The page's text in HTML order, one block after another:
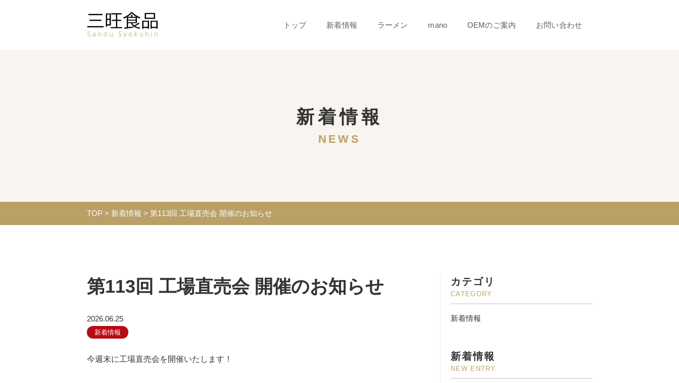
トップ 新着情報 ラーメン mano OEMのご案内 お問い合わせ
新着情報
NEWS
TOP > 新着情報 > 第113回 工場直売会 開催のお知らせ
第113回 工場直売会 開催のお知らせ
2026.06.25
新着情報
今週末に工場直売会を開催いたします！
カテゴリ
CATEGORY
新着情報
新着情報
NEW ENTRY